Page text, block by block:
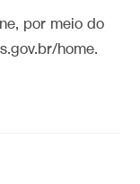
por meio do
home.